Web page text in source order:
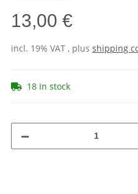
13,00 €
incl. 19% VAT , plus shipping
18 In stock